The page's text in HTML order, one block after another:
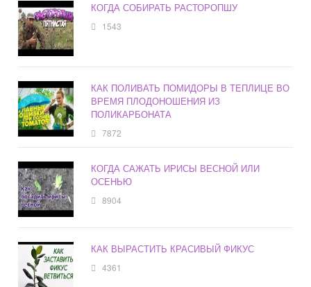
КОГДА СОБИРАТЬ РАСТОРОПШУ
1543
КАК ПОЛИВАТЬ ПОМИДОРЫ В ТЕПЛИЦЕ ВО
ВРЕМЯ ПЛОДОНОШЕНИЯ ИЗ
ПОЛИКАРБОНАТА
7872
КОГДА САЖАТЬ ИРИСЫ ВЕСНОЙ ИЛИ
ОСЕНЬЮ
8904
КАК ВЫРАСТИТЬ КРАСИВЫЙ ФИКУС
4361